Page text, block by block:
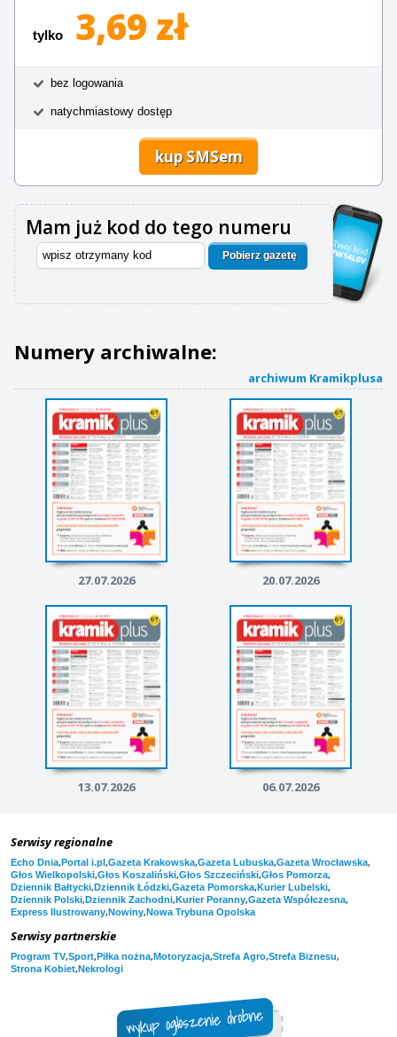
tylko 3,69 zł
bez logowania
natychmiastowy dostęp
kup SMSem
Mam już kod do tego numeru
Pobierz gazetę
Numery archiwalne:
archiwum Kramikplusa
27.07.2026 20.07.2026
13.07.2026 06.07.2026
Serwisy regionalne
Echo Dnia,Portal i.pl,Gazeta Krakowska,Gazeta Lubuska,Gazeta Wrocławska,
Głos Wielkopolski,Głos Koszaliński,Głos Szczeciński,Głos Pomorza,
Dziennik Bałtycki,Dziennik Łódzki,Gazeta Pomorska,Kurier Lubelski,
Dziennik Polski,Dziennik Zachodni,Kurier Poranny,Gazeta Współczesna,
Express Ilustrowany,Nowiny,Nowa Trybuna Opolska
Serwisy partnerskie
Program TV,Sport,Piłka nożna,Motoryzacja,Strefa Agro,Strefa Biznesu,
Strona Kobiet,Nekrologi